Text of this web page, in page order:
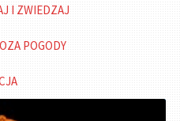
I ZWIEDZAJ
POGODY